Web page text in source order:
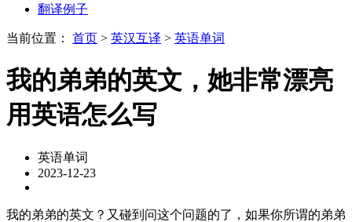
翻译例子
当前位置： 首页 > 英汉互译 > 英语单词
我的弟弟的英文，她非常漂亮
用英语怎么写
英语单词
2023-12-23
我的弟弟的英文？又碰到问这个问题的了，如果你所谓的弟弟